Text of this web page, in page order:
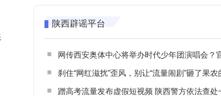
陕西辟谣平台
网传西安奥体中心将举办时代少年团演唱会？官方回应：纯
刹住“网红滋扰”歪风，别让“流量闹剧”砸了果农
蹭高考流量发布虚假短视频 陕西警方依法查处一起涉高考网络